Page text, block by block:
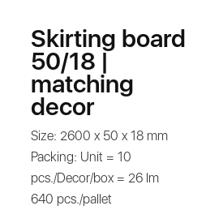
Skirting board
50/18 |
matching
decor
Size: 2600 x 50 x 18 mm
Packing: Unit = 10
pcs./Decor/box = 26 lm
640 pcs./pallet